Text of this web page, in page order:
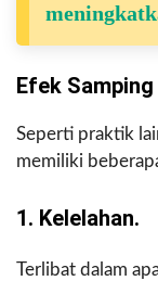
Efek
Seperti praktik
memiliki
1. Kelelahan.
Terlibat dalam